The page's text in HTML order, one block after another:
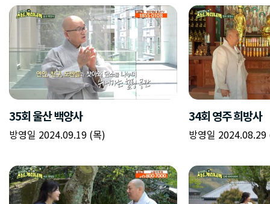
35회 울산 백양사
방영일 2024.09.19 (목)
34회 영주 희방사
방영일 2024.08.29